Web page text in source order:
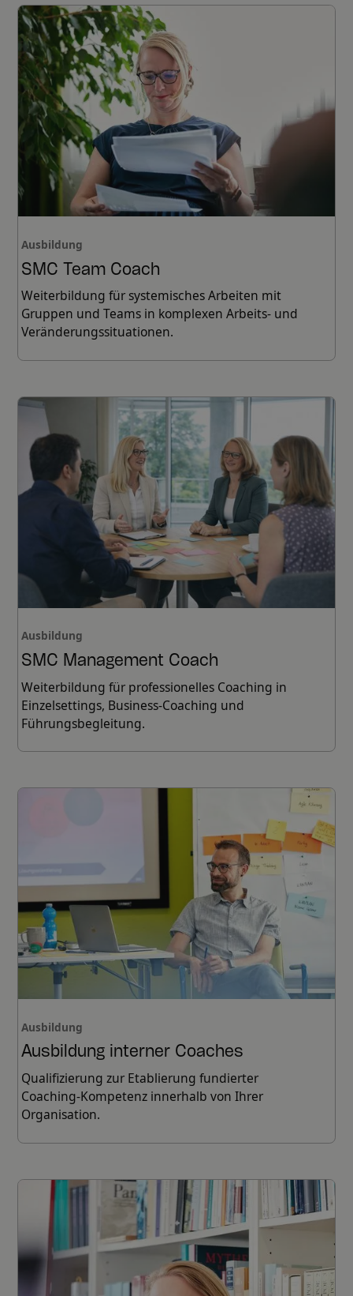
Ausbildung
SMC Team Coach
Weiterbildung für systemisches Arbeiten mit
Gruppen und Teams in komplexen Arbeits- und
Veränderungssituationen.
Ausbildung
SMC Management Coach
Weiterbildung für professionelles Coaching in
Einzelsettings, Business-Coaching und
Führungsbegleitung.
Ausbildung
Ausbildung interner Coaches
Qualifizierung zur Etablierung fundierter
Coaching-Kompetenz innerhalb von Ihrer
Organisation.